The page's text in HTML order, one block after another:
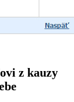
z kauzy